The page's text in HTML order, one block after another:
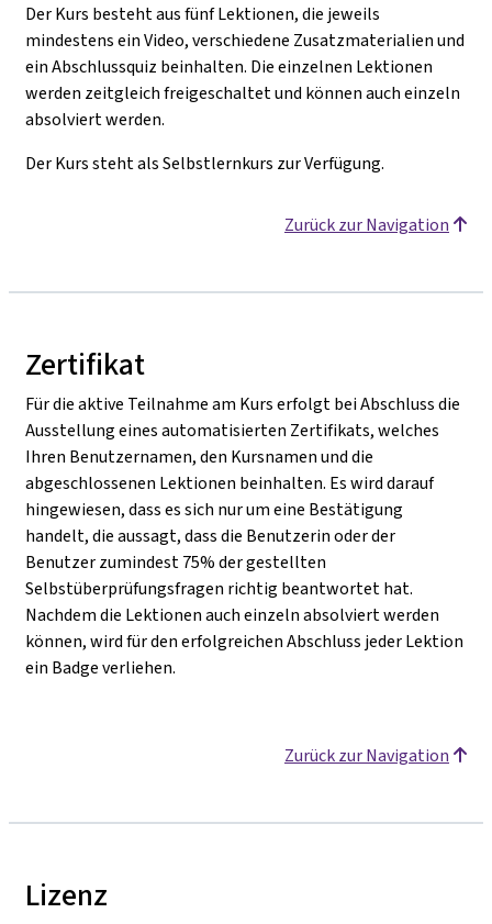
Der Kurs besteht aus fünf Lektionen, die jeweils
mindestens ein Video, verschiedene Zusatzmaterialien und
ein Abschlussquiz beinhalten. Die einzelnen Lektionen
werden zeitgleich freigeschaltet und können auch einzeln
absolviert werden.
Der Kurs steht als Selbstlernkurs zur Verfügung.
Zurück zur Navigation
Zertifikat
Für die aktive Teilnahme am Kurs erfolgt bei Abschluss die
Ausstellung eines automatisierten Zertifikats, welches
Ihren Benutzernamen, den Kursnamen und die
abgeschlossenen Lektionen beinhalten. Es wird darauf
hingewiesen, dass es sich nur um eine Bestätigung
handelt, die aussagt, dass die Benutzerin oder der
Benutzer zumindest 75% der gestellten
Selbstüberprüfungsfragen richtig beantwortet hat.
Nachdem die Lektionen auch einzeln absolviert werden
können, wird für den erfolgreichen Abschluss jeder Lektion
ein Badge verliehen.
Zurück zur Navigation
Lizenz